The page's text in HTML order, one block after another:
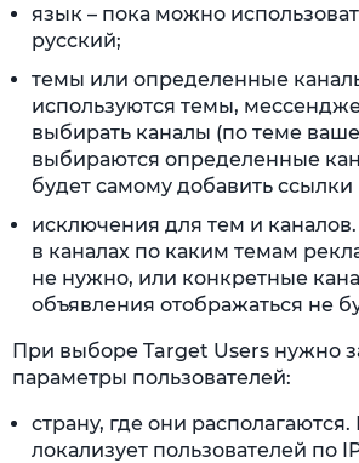
язык – пока можно
русский;
темы или определенные
используются темы,
выбирать каналы (по теме
выбираются определенные
будет самому добавить ссылки
исключения для тем и
в каналах по каким темам
не нужно, или конкретные
объявления отображаться не
При выборе Target Users нужно
параметры пользователей:
страну, где они
локализует пользователей по